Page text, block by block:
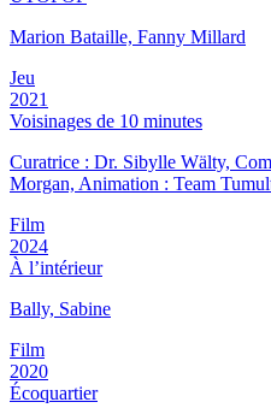
Marion Bataille, Fanny Millard
Jeu
2021
Voisinages de 10 minutes
Curatrice : Dr. Sibylle Wälty,
Morgan, Animation : Team
Film
2024
À l’intérieur
Bally, Sabine
Film
2020
Écoquartier